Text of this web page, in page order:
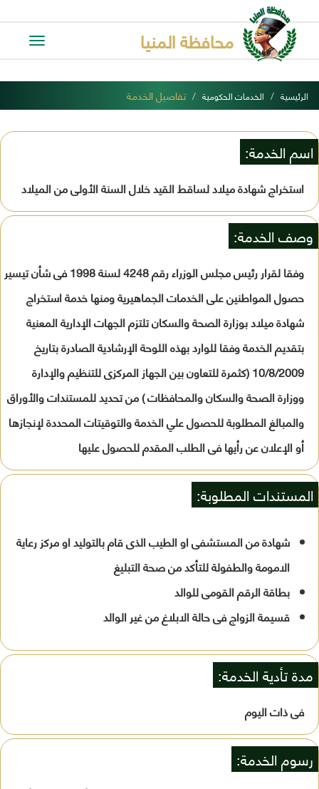
Toggle
محافظة المنيا
الرئيسية الخدمات الحكومية تفاصيل الخدمة
اسم الخدمة:
استخراج شهادة ميلاد لساقط القيد خلال السنة الأولى من الميلاد
وصف الخدمة:
وفقا لقرار رئيس مجلس الوزراء رقم 4248 لسنة 1998 فى شأن تيسير
حصول المواطنين على الخدمات الجماهيرية ومنها خدمة استخراج
شهادة ميلاد بوزارة الصحة والسكان تلتزم الجهات الإدارية المعنية
بتقديم الخدمة وفقا للوارد بهذه اللوحة الإرشادية الصادرة بتاريخ
10/8/2009 (كثمرة للتعاون بين الجهاز المركزى للتنظيم والإدارة
ووزارة الصحة والسكان والمحافظات ) من تحديد للمستندات والأوراق
والمبالغ المطلوبة للحصول علي الخدمة والتوقيتات المحددة لإنجازها
أو الإعلان عن رأيها فى الطلب المقدم للحصول عليها
المستندات المطلوبة:
شهادة من المستشفى او الطيب الذى قام بالتوليد او مركز رعاية
الامومة والطفولة للتأكد من صحة التبليغ
بطاقة الرقم القومى للوالد
قسيمة الزواج فى حالة الابلاغ من غير الوالد
مدة تأدية الخدمة:
فى ذات اليوم
رسوم الخدمة: